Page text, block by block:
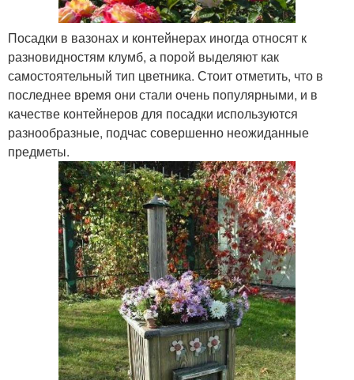
Посадки в вазонах и контейнерах иногда относят к
разновидностям клумб, а порой выделяют как
самостоятельный тип цветника. Стоит отметить, что в
последнее время они стали очень популярными, и в
качестве контейнеров для посадки используются
разнообразные, подчас совершенно неожиданные
предметы.